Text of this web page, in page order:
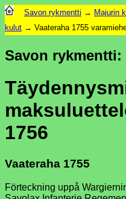
Savon rykmentti → Majurin
kulut → Vaateraha 1755
Savon
1756
Vaateraha 1755
Förteckning uppå